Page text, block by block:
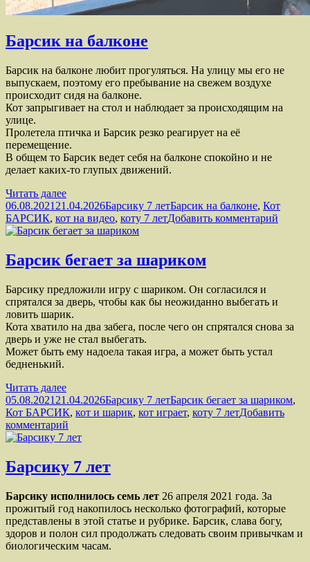
Барсик на балконе
Барсик на балконе любит прогуляться. На улицу мы его не
выпускаем, поэтому его пребывание на свежем воздухе
происходит сидя на балконе.
Кот запрыгивает на стол и наблюдает за происходящим на
улице.
Пролетела птичка и Барсик резко реагирует на её
перемещение.
В общем то Барсик ведет себя на балконе спокойно и не
делает каких-то глупых движений.
Читать далееБарсик
на
балконе
Опубликовано
06.08.2021 21.04.2026Рубрики
Барсику 7 летМетки
Барсик на балконе, Кот
БАРСИК, кот на видео, коту 7 летДобавить комментарий
Барсик бегает за шариком
Барсику предложили игру с шариком. Он согласился и
спрятался за дверь, чтобы как бы неожиданно выбегать и
ловить шарик.
Кота хватило на два забега, после чего он спрятался снова за
дверь и уже не стал выбегать.
Может быть ему надоела такая игра, а может быть устал
бедненький.
Читать далееБарсик
бегает
за
шариком
Опубликовано
05.08.2021 21.04.2026Рубрики
Барсику 7 летМетки
Барсик бегает за шариком,
Кот БАРСИК, кот и шарик, кот играет, коту 7 летДобавить
комментарий
записи
бегает
за
Барсику 7 лет
Барсику исполнилось семь лет 26 апреля 2021 года. За
прожитый год накопилось несколько фотографий, которые
представлены в этой статье и рубрике. Барсик, слава богу,
здоров и полон сил продолжать следовать своим привычкам и
биологическим часам.